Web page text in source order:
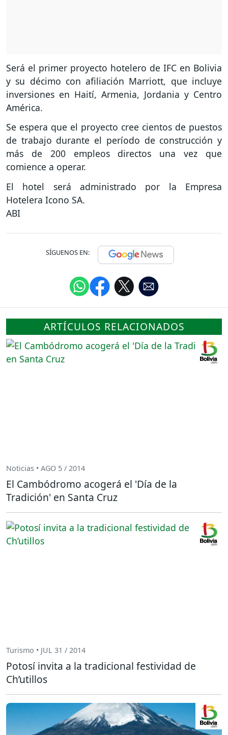
Será el primer proyecto hotelero de IFC en Bolivia
y su décimo con afiliación Marriott, que incluye
inversiones en Haití, Armenia, Jordania y Centro
América.
Se espera que el proyecto cree cientos de puestos
de trabajo durante el período de construcción y
más de 200 empleos directos una vez que
comience a operar.
El hotel será administrado por la Empresa
Hotelera Icono SA.
ABI
SÍGUENOS EN:
ARTÍCULOS RELACIONADOS
Noticias • AGO 5 / 2014
El Cambódromo acogerá el 'Día de la
Tradición' en Santa Cruz
Turismo • JUL 31 / 2014
Potosí invita a la tradicional festividad de
Ch’utillos